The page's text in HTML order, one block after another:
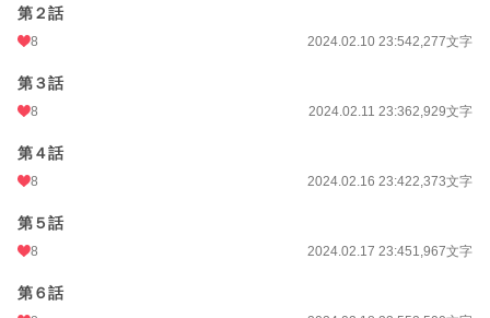
第２話
8 2024.02.10 23:542,277文字
第３話
8 2024.02.11 23:362,929文字
第４話
8 2024.02.16 23:422,373文字
第５話
8 2024.02.17 23:451,967文字
第６話